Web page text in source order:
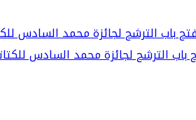
باب الترشح لجائزة محمد السادس